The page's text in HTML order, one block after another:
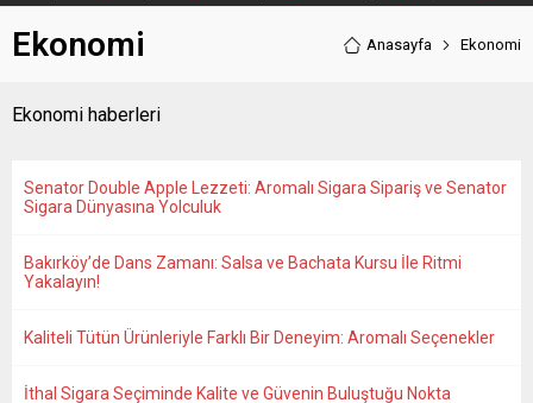
Ekonomi Anasayfa Ekonomi
Ekonomi haberleri
Senator Double Apple Lezzeti: Aromalı Sigara Sipariş ve Senator
Sigara Dünyasına Yolculuk
Bakırköy’de Dans Zamanı: Salsa ve Bachata Kursu İle Ritmi
Yakalayın!
Kaliteli Tütün Ürünleriyle Farklı Bir Deneyim: Aromalı Seçenekler
İthal Sigara Seçiminde Kalite ve Güvenin Buluştuğu Nokta